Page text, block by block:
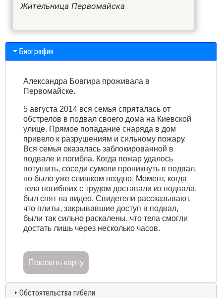
Жительница Первомайска
Биография
Александра Бовгира проживала в
Первомайске.
5 августа 2014 вся семья спряталась от
обстрелов в подвал своего дома на Киевской
улице. Прямое попадание снаряда в дом
привело к разрушениям и сильному пожару.
Вся семья оказалась заблокированной в
подвале и погибла. Когда пожар удалось
потушить, соседи сумели проникнуть в подвал,
но было уже слишком поздно. Момент, когда
тела погибших с трудом доставали из подвала,
был снят на видео. Свидетели рассказывают,
что плиты, закрывавшие доступ в подвал,
были так сильно раскалены, что тела смогли
достать лишь через несколько часов.
Показать карту
Обстоятельства гибели